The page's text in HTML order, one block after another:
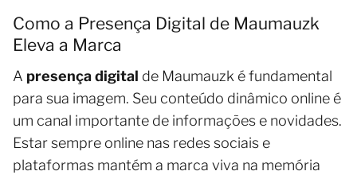
Como a Presença Digital de Maumauzk
Eleva a Marca
A presença digital de Maumauzk é fundamental
para sua imagem. Seu conteúdo dinâmico online é
um canal importante de informações e novidades.
Estar sempre online nas redes sociais e
plataformas mantém a marca viva na memória